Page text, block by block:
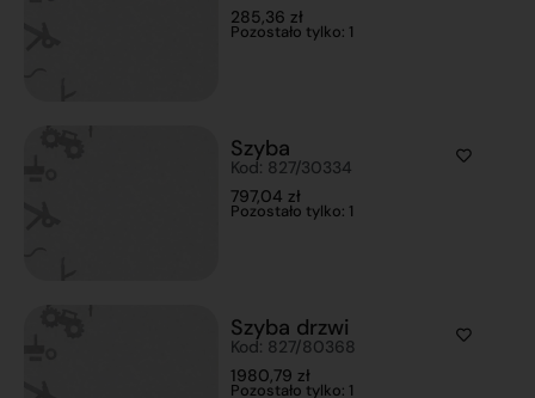
285,36 zł
Pozostało tylko: 1
Szyba
Kod: 827/30334
797,04 zł
Pozostało tylko: 1
Szyba drzwi
Kod: 827/80368
1980,79 zł
Pozostało tylko: 1